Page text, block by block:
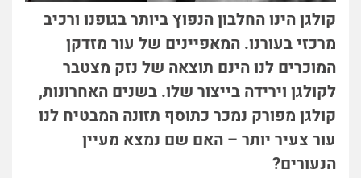
קולגן הינו החלבון הנפוץ ביותר בגופנו ורכיב
מרכזי בעורנו. המאפיינים של עור מזדקן
המוכרים לנו הינם תוצאה של נזק מצטבר
לקולגן וירידה בייצור שלו. בשנים האחרונות,
קולגן מפורק נמכר כתוסף תזונה המבטיח לנו
עור צעיר יותר – האם שם נמצא מעיין
הנעורים?